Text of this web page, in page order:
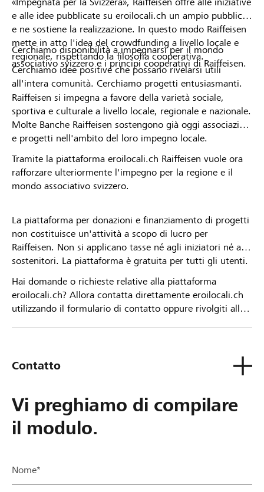
e alle idee pubblicate su eroilocali.ch un ampio pubblico
e ne sostiene la realizzazione. In questo modo Raiffeisen
mette in atto l'idea del crowdfunding a livello locale e
regionale, rispettando la filosofia cooperativa.
Cerchiamo idee positive che possano rivelarsi utili
all'intera comunità. Cerchiamo progetti entusiasmanti.
Cerchiamo disponibilità a impegnarsi per il mondo
associativo svizzero e i principi cooperativi di Raiffeisen.
Raiffeisen si impegna a favore della varietà sociale,
sportiva e culturale a livello locale, regionale e nazionale.
Molte Banche Raiffeisen sostengono già oggi associazioni
e progetti nell'ambito del loro impegno locale.
Tramite la piattaforma eroilocali.ch Raiffeisen vuole ora
rafforzare ulteriormente l'impegno per la regione e il
mondo associativo svizzero.
La piattaforma per donazioni e finanziamento di progetti
non costituisce un'attività a scopo di lucro per
Raiffeisen. Non si applicano tasse né agli iniziatori né ai
sostenitori. La piattaforma è gratuita per tutti gli utenti.
Hai domande o richieste relative alla piattaforma
eroilocali.ch? Allora contatta direttamente eroilocali.ch
utilizzando il formulario di contatto oppure rivolgiti alla
Contatto
Vi preghiamo di compilare
il modulo.
Nome*